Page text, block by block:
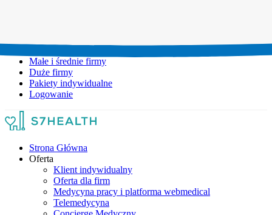
Małe i średnie firmy
Duże firmy
Pakiety indywidualne
Logowanie
Strona Główna
Oferta
Klient indywidualny
Oferta dla firm
Medycyna pracy i platforma webmedical
Telemedycyna